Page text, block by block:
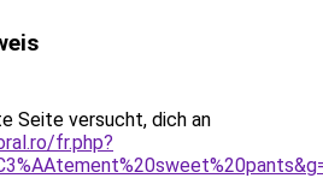
Seite versucht, dich an
fr.php?